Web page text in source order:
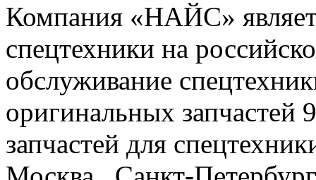
Компания «НАЙС»
спецтехники на
обслуживание
оригинальных запчастей
запчастей для